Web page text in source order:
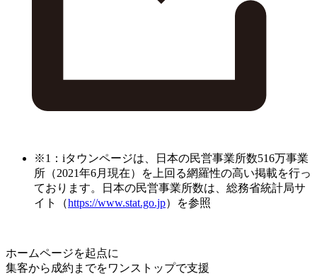
※1：iタウンページは、日本の民営事業所数516万事業
所（2021年6月現在）を上回る網羅性の高い掲載を行っ
ております。日本の民営事業所数は、総務省統計局サ
イト（https://www.stat.go.jp）を参照
ホームページを起点に
集客から成約までをワンストップで支援